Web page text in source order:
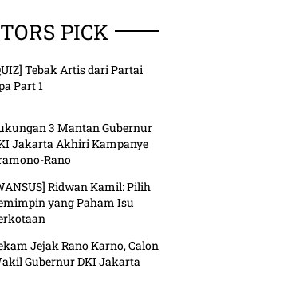
PICK
• News
Jejak
12 May 26 | 11:31 • News
Adies Kadir Jadi
Tebak Artis dari Partai
Part 1
3 Mantan Gubernur
Jakarta Akhiri Kampanye
Rano
Ridwan Kamil: Pilih
yang Paham Isu
Jejak Rano Karno, Calon
Gubernur DKI Jakarta